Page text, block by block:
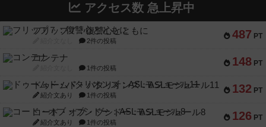
アクセス数 急上昇中
487 PT
フリップ７：復讐心とともに
2件の投稿
148 PT
コンテナ
1件の投稿
132 PT
ドゥームド・バタリオンズ：ASLモジュール11
紹介文あり 1件の投稿
126 PT
コード・オブ・ブシドー：ASLモジュール8
紹介文あり 1件の投稿